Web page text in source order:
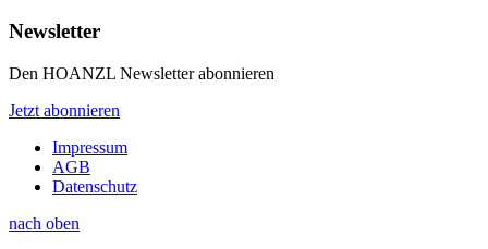
Newsletter
Den HOANZL Newsletter abonnieren
Jetzt abonnieren
Impressum
AGB
Datenschutz
nach oben